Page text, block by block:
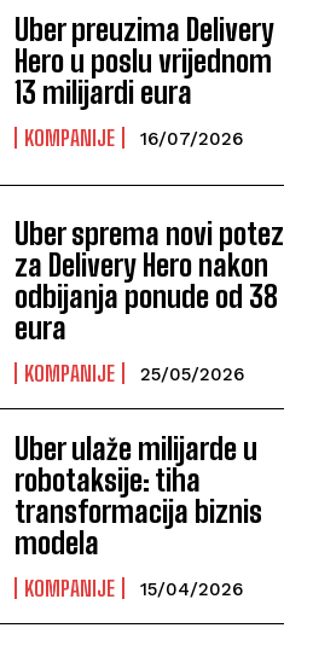
Uber preuzima Delivery
Hero u poslu vrijednom
13 milijardi eura
KOMPANIJE 16/07/2026
Uber sprema novi potez
za Delivery Hero nakon
odbijanja ponude od 38
eura
KOMPANIJE 25/05/2026
Uber ulaže milijarde u
robotaksije: tiha
transformacija biznis
modela
KOMPANIJE 15/04/2026